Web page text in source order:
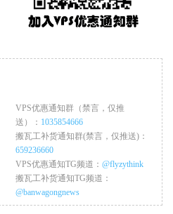
VPS优惠通知群（禁言，仅推
送）： 1035854666
搬瓦工补货通知群(禁言，仅推送)：
659236660
VPS优惠通知TG频道： @flyzythink
搬瓦工补货通知TG频道：
@banwagongnews